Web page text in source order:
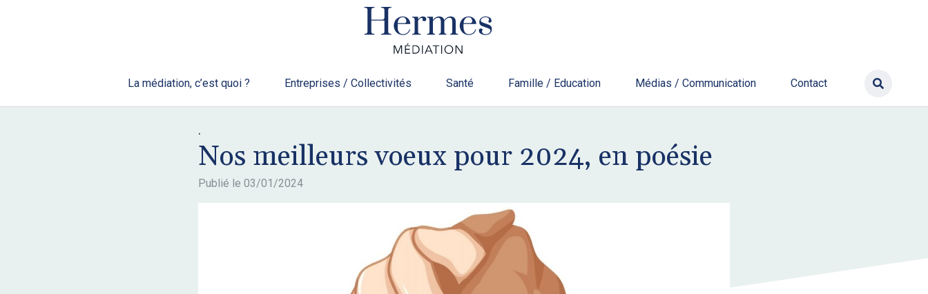
La médiation, c’est quoi ? Entreprises / Collectivités Santé Famille / Education Médias / Communication Contact
.
Nos meilleurs voeux pour 2024, en poésie
Publié le 03/01/2024